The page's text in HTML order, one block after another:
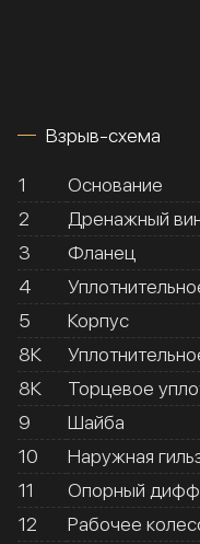
Взрыв-схема
1
Основание
2
Дренажный
3
Фланец
4
5
Корпус
8К
8К
Торцевое
9
Шайба
10
Наружная
11
Опорный
12
Рабочее